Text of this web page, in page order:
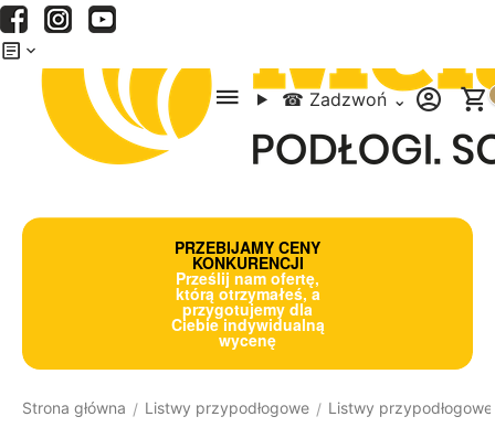
☎ Zadzwoń ⌄
PRZEBIJAMY CENY
KONKURENCJI
Prześlij nam ofertę,
którą otrzymałeś, a
przygotujemy dla
Ciebie indywidualną
wycenę
Strona główna / Listwy przypodłogowe / Listwy przypodłogowe